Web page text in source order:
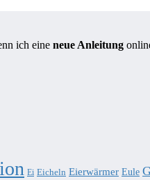
ich eine neue Anleitung
Ei Eicheln Eierwärmer Eule